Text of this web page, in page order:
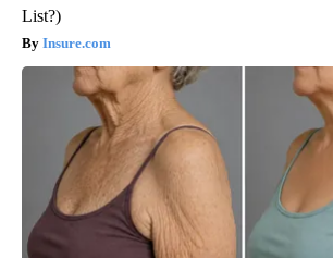
List?)
Insure.com